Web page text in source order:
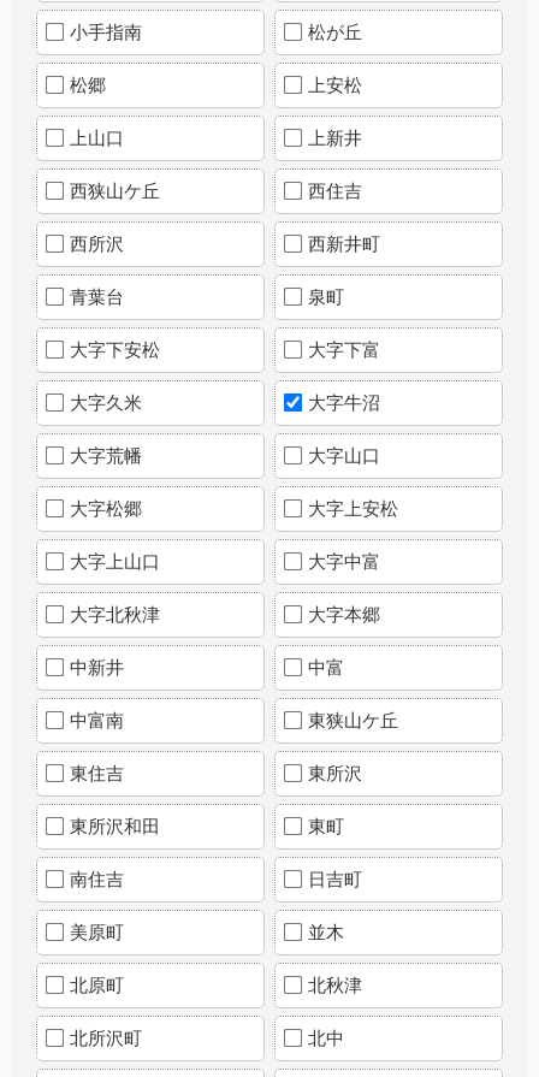
小手指南 松が丘
松郷 上安松
上山口 上新井
西狭山ケ丘 西住吉
西所沢 西新井町
青葉台 泉町
大字下安松 大字下富
大字久米 大字牛沼
大字荒幡 大字山口
大字松郷 大字上安松
大字上山口 大字中富
大字北秋津 大字本郷
中新井 中富
中富南 東狭山ケ丘
東住吉 東所沢
東所沢和田 東町
南住吉 日吉町
美原町 並木
北原町 北秋津
北所沢町 北中